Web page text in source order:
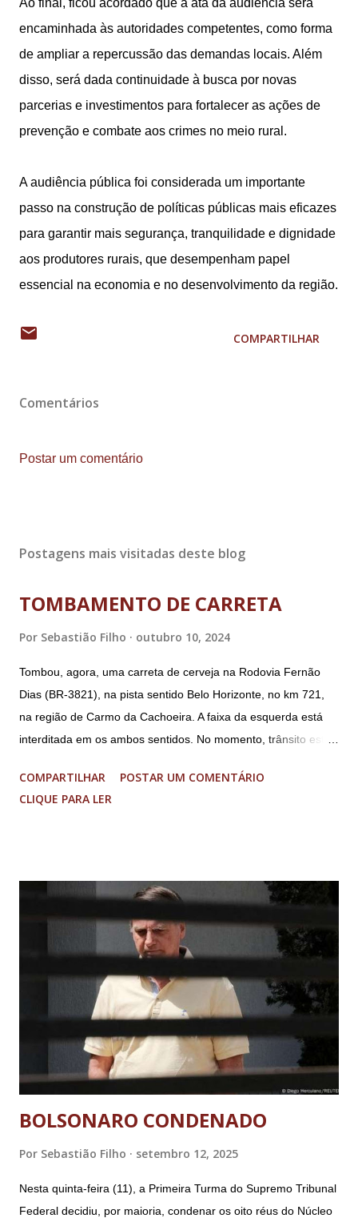
Ao final, ficou acordado que a ata da audiência será
encaminhada às autoridades competentes, como forma
de ampliar a repercussão das demandas locais. Além
disso, será dada continuidade à busca por novas
parcerias e investimentos para fortalecer as ações de
prevenção e combate aos crimes no meio rural.
A audiência pública foi considerada um importante
passo na construção de políticas públicas mais eficazes
para garantir mais segurança, tranquilidade e dignidade
aos produtores rurais, que desempenham papel
essencial na economia e no desenvolvimento da região.
COMPARTILHAR
Comentários
Postar um comentário
Postagens mais visitadas deste blog
TOMBAMENTO DE CARRETA
Por Sebastião Filho outubro 10, 2024
Tombou, agora, uma carreta de cerveja na Rodovia Fernão
Dias (BR-3821), na pista sentido Belo Horizonte, no km 721,
na região de Carmo da Cachoeira. A faixa da esquerda está
interditada em os ambos sentidos. No momento, trânsito está
Imagens @transitofernaodias *Por Sebastião Filho
COMPARTILHAR
POSTAR UM COMENTÁRIO
CLIQUE PARA LER
BOLSONARO CONDENADO
Por Sebastião Filho setembro 12, 2025
Nesta quinta-feira (11), a Primeira Turma do Supremo Tribunal
Federal decidiu, por maioria, condenar os oito réus do Núcleo